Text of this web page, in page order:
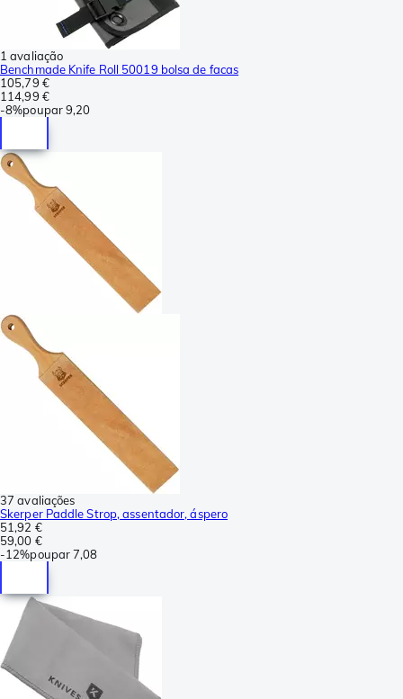
1 avaliação
Benchmade Knife Roll 50019 bolsa de facas
105,79 €
114,99 €
-8%poupar9,20
37 avaliações
Skerper Paddle Strop, assentador, áspero
51,92 €
59,00 €
-12%poupar7,08